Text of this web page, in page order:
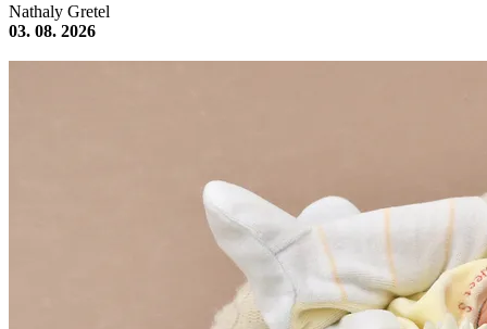
Nathaly Gretel
03. 08. 2026